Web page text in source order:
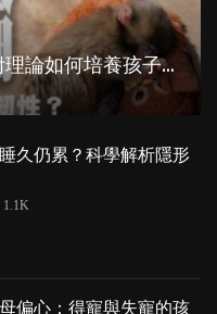
從
小獼猴Panchi 看：依附理論如何培養孩子心理韌性？
久仍累？科學解析隱形
1.1K
偏心：得寵與失寵的孩